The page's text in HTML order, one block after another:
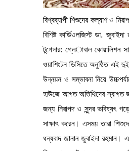
বিশ্বব্যাপী শিশুদের কল্যাণ ও
বিশিষ্ট কার্ডিওলজিস্ট ডা.
টুগেদার: গ্লে­াবাল কোয়ালিশন
ওয়াশিংটন ডিসিতে অনুষ্ঠিত এই
উন্নয়ন ও সম্ভাবনা নিয়ে
হাউজে আগত অতিথিদের স্বাগত
জন্য নিরাপদ ও সুন্দর ভবিষ্যৎ
সাক্ষাৎ করেন। এসময় তারা
ধন্যবাদ জানান জুবাইদা রহমান।